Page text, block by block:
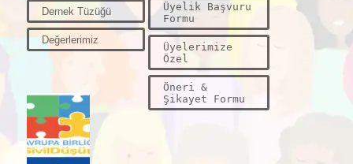
Dernek Tüzüğü
Değerlerimiz
Üyelik Başvuru
Formu
Üyelerimize
Özel
Öneri &
Şikayet Formu